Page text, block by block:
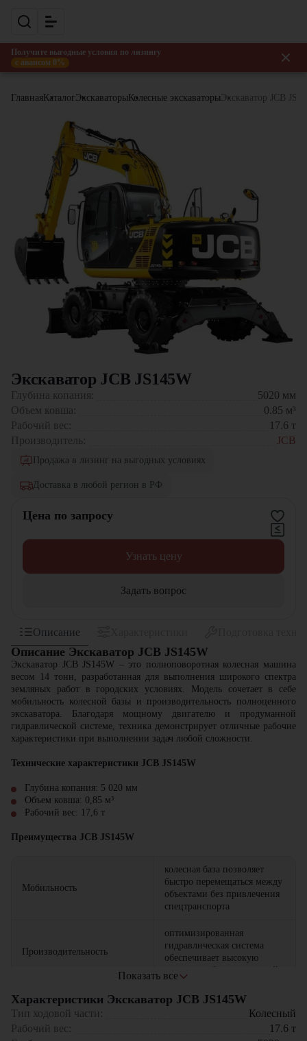
Получите выгодные условия по лизингу
с авансом 0%
Главная КаталогЭкскаваторы Колесные экскаваторы Экскаватор JCB
Экскаватор JCB JS145W
Глубина копания: 5020 мм
Объем ковша:
0.85 м³
Рабочий вес:
17.6 т
Производитель:
JCB
Продажа в лизинг на выгодных условиях
Доставка в любой регион в РФ
Цена по запросу
Узнать цену
Задать вопрос
Описание
Описание Экскаватор JCB JS145W
Экскаватор JCB JS145W – это полноповоротная колесная машина
весом 14 тонн, разработанная для выполнения широкого спектра
земляных работ в городских условиях. Модель сочетает в себе
мобильность колесной базы и производительность полноценного
экскаватора. Благодаря мощному двигателю и продуманной
гидравлической системе, техника демонстрирует отличные рабочие
характеристики при выполнении задач любой сложности.
Технические характеристики JCB JS145W
Глубина копания: 5 020 мм
Объем ковша: 0,85 м³
Рабочий вес: 17,6 т
Преимущества JCB JS145W
Мобильность
колесная база позволяет
быстро перемещаться между
объектами без привлечения
спецтранспорта
Производительность
оптимизированная
гидравлическая система
обеспечивает высокую
скорость рабочих операций
Универсальность
возможность использования
различного навесного
функциональность машины
Показать все
Характеристики Экскаватор JCB JS145W
Тип ходовой части:
Колесный
Рабочий вес:
17.6 т